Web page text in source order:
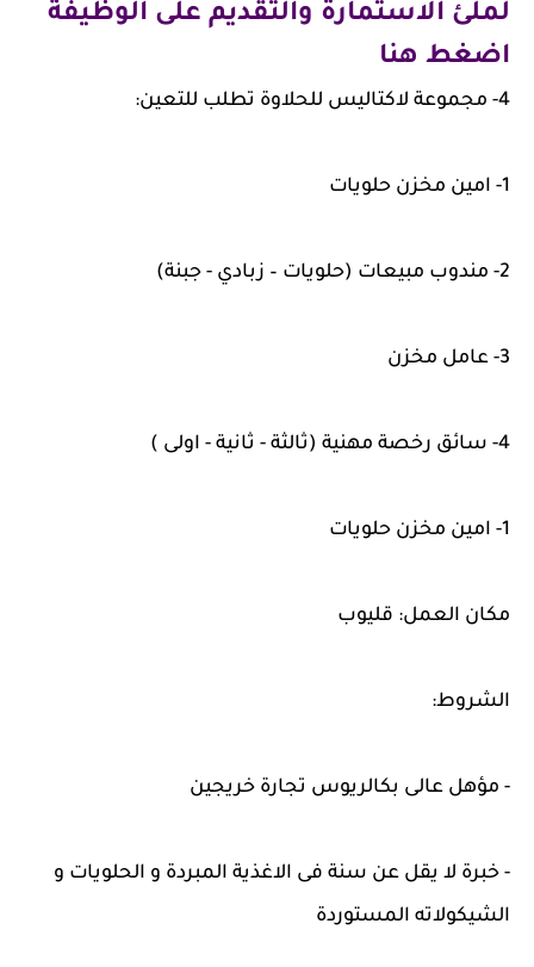
لملئ الاستمارة والتقديم على الوظيفة
اضغط هنا
4- مجموعة لاكتاليس للحلاوة تطلب للتعين:
1- امين مخزن حلويات
2- مندوب مبيعات (حلويات – زبادي - جبنة)
3- عامل مخزن
4- سائق رخصة مهنية (ثالثة - ثانية - اولى )
1- امين مخزن حلويات
مكان العمل: قليوب
الشروط:
- مؤهل عالى بكالريوس تجارة خريجين
- خبرة لا يقل عن سنة فى الاغذية المبردة و الحلويات و
الشيكولاته المستوردة